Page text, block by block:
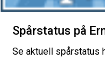
Spårstatus på
Se aktuell spårstatus